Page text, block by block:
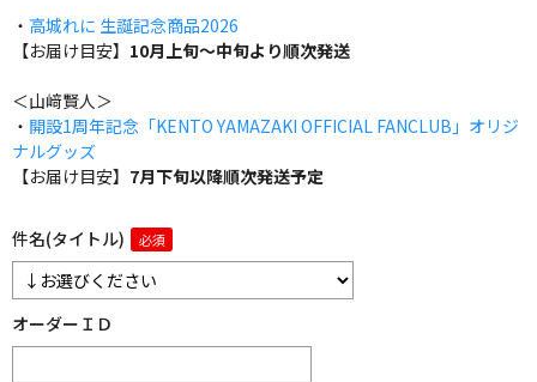
・ 高城れに 生誕記念商品2026
【お届け目安】 10月上旬～中旬より順次発送
＜山﨑賢人＞
・ 開設1周年記念「KENTO YAMAZAKI OFFICIAL FANCLUB」オリジ
ナルグッズ
【お届け目安】 7月下旬以降順次発送予定
件名(タイトル)
オーダーＩＤ